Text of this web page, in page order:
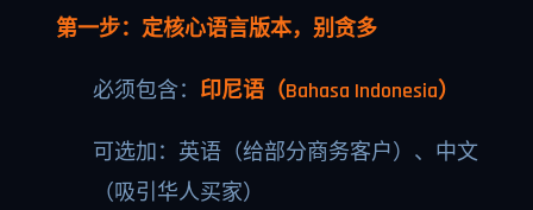
第一步：定核心语言版本，别贪多
必须包含： 印尼语（Bahasa Indonesia）
可选加：英语（给部分商务客户）、中文
（吸引华人买家）